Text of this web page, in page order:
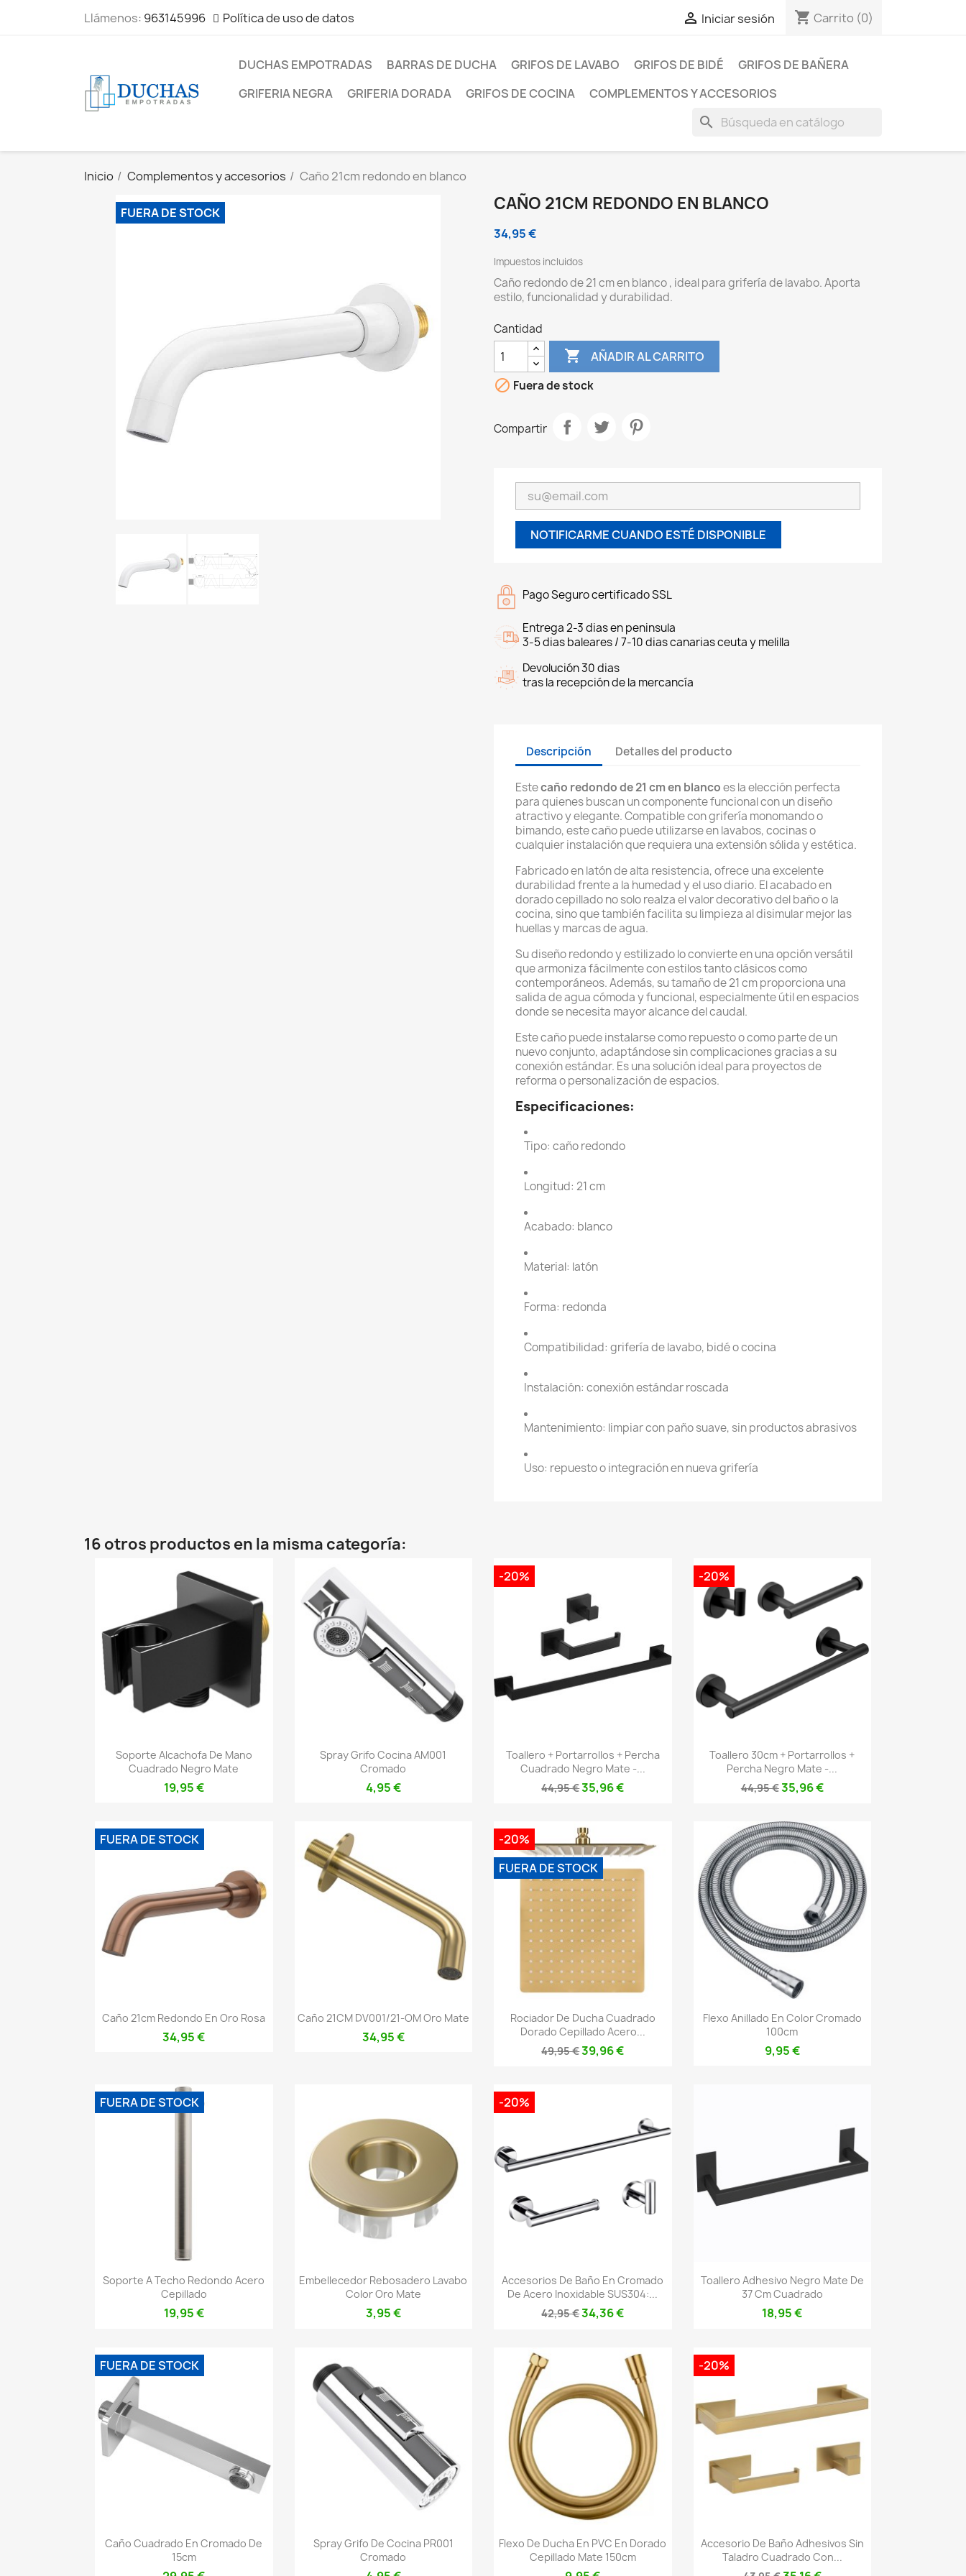
Llámenos: 963145996 Política de uso de datos  Iniciar sesión shopping_cart Carrito (0)
DUCHAS EMPOTRADAS BARRAS DE DUCHA GRIFOS DE LAVABO GRIFOS DE BIDÉ
GRIFOS DE BAÑERA
GRIFERIA NEGRA
GRIFERIA DORADA GRIFOS DE COCINA COMPLEMENTOS Y ACCESORIOS
search
Inicio Complementos y accesorios Caño 21cm redondo en blanco
FUERA DE STOCK CAÑO 21CM REDONDO EN BLANCO
34,95 €
Impuestos incluidos
Caño redondo de 21 cm en blanco , ideal para grifería de lavabo. Aporta
estilo, funcionalidad y durabilidad.
Cantidad
 AÑADIR AL CARRITO
 Fuera de stock
Compartir
NOTIFICARME CUANDO ESTÉ DISPONIBLE
Pago Seguro certificado SSL
Entrega 2-3 dias en peninsula
3-5 dias baleares / 7-10 dias canarias ceuta y melilla
Devolución 30 dias
tras la recepción de la mercancía
Descripción Detalles del producto
Estecaño redondo de 21 cm en blancoes la elección perfecta
para quienes buscan un componente funcional con un diseño
atractivo y elegante. Compatible con grifería monomando o
bimando, este caño puede utilizarse en lavabos, cocinas o
cualquier instalación que requiera una extensión sólida y estética.
Fabricado en latón de alta resistencia, ofrece una excelente
durabilidad frente a la humedad y el uso diario. El acabado en
dorado cepillado no solo realza el valor decorativo del baño o la
cocina, sino que también facilita su limpieza al disimular mejor las
huellas y marcas de agua.
Su diseño redondo y estilizado lo convierte en una opción versátil
que armoniza fácilmente con estilos tanto clásicos como
contemporáneos. Además, su tamaño de 21 cm proporciona una
salida de agua cómoda y funcional, especialmente útil en espacios
donde se necesita mayor alcance del caudal.
Este caño puede instalarse como repuesto o como parte de un
nuevo conjunto, adaptándose sin complicaciones gracias a su
conexión estándar. Es una solución ideal para proyectos de
reforma o personalización de espacios.
Especificaciones:
Tipo: caño redondo
Longitud: 21 cm
Acabado: blanco
Material: latón
Forma: redonda
Compatibilidad: grifería de lavabo, bidé o cocina
Instalación: conexión estándar roscada
Mantenimiento: limpiar con paño suave, sin productos abrasivos
Uso: repuesto o integración en nueva grifería
16 otros productos en la misma categoría:
 Vista rápida
Soporte Alcachofa De Mano
Cuadrado Negro Mate
19,95 €
Vista rápida
Spray Grifo Cocina AM001
Cromado
4,95 €
Vista rápida
Toallero + Portarrollos + Percha
Cuadrado Negro Mate -...
44,95 €35,96 €
-20%
Vista rápida
Toallero 30cm + Portarrollos +
Percha Negro Mate -...
44,95 €35,96 €
-20%
Vista rápida
Caño 21cm Redondo En Oro Rosa
34,95 €
FUERA DE STOCK
Vista rápida
Caño 21CM DV001/21-OM Oro Mate
34,95 €
Vista rápida
Rociador De Ducha Cuadrado
Dorado Cepillado Acero...
49,95 €39,96 €
-20%
FUERA DE STOCK
Vista rápida
Flexo Anillado En Color Cromado
100cm
9,95 €
Vista rápida
Soporte A Techo Redondo Acero
Cepillado
19,95 €
FUERA DE STOCK
Vista rápida
Embellecedor Rebosadero Lavabo
Color Oro Mate
3,95 €
 Vista rápida
Accesorios De Baño En Cromado
De Acero Inoxidable SUS304:...
42,95 €34,36 €
-20%
Vista rápida
Toallero Adhesivo Negro Mate De
37 Cm Cuadrado
18,95 €
Vista rápida
Caño Cuadrado En Cromado De
15cm
FUERA DE STOCK
Vista rápida
Spray Grifo De Cocina PR001
Cromado
Vista rápida
Flexo De Ducha En PVC En Dorado
Cepillado Mate 150cm
Vista rápida
Accesorio De Baño Adhesivos Sin
Taladro Cuadrado Con...
-20%